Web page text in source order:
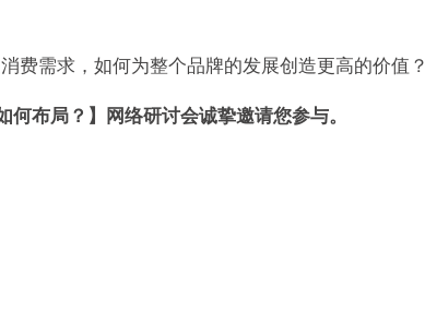
费需求，如何为整个品牌的发展创造更高的价值？
布局？】网络研讨会诚挚邀请您参与。